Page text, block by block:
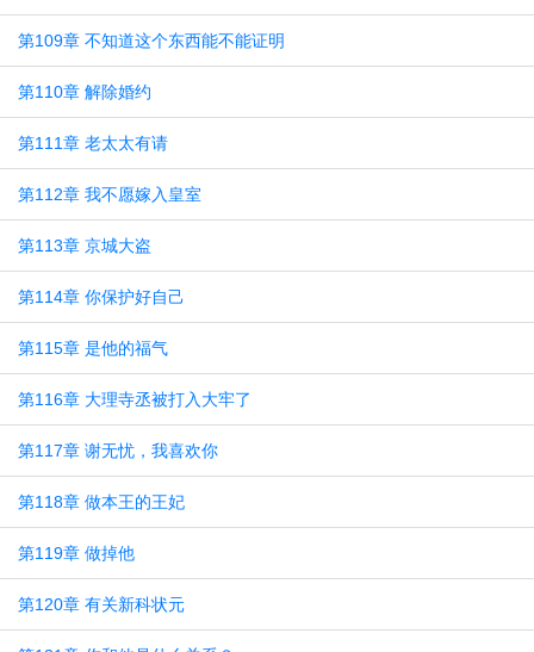
第109章 不知道这个东西能不能证明
第110章 解除婚约
第111章 老太太有请
第112章 我不愿嫁入皇室
第113章 京城大盗
第114章 你保护好自己
第115章 是他的福气
第116章 大理寺丞被打入大牢了
第117章 谢无忧，我喜欢你
第118章 做本王的王妃
第119章 做掉他
第120章 有关新科状元